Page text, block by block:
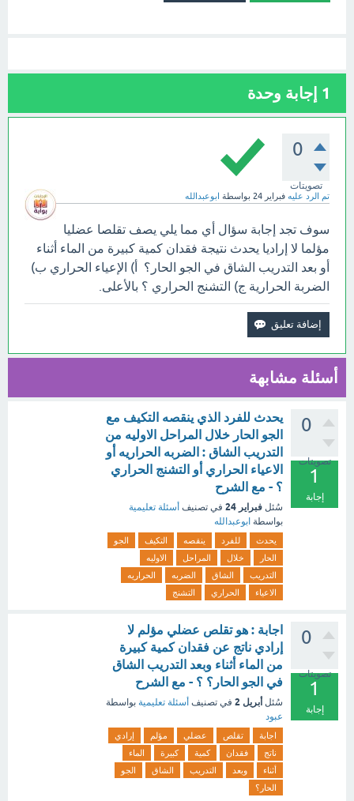
1 إجابة وحدة
0
تصويتات
تم الرد عليه فبراير 24 بواسطة ابوعبدالله
سوف تجد إجابة سؤال أي مما يلي يصف تقلصا عضليا
مؤلما لا إراديا يحدث نتيجة فقدان كمية كبيرة من الماء أثناء
أو بعد التدريب الشاق في الجو الحار؟ أ) الإعياء الحراري ب)
الضربة الحرارية ج) التشنج الحراري ؟ بالأعلى.
أسئلة مشابهة
0
تصويتات
1
إجابة
يحدث للفرد الذي ينقصه التكيف مع
الجو الحار خلال المراحل الاوليه من
التدريب الشاق : الضربه الحراريه أو
الاعياء الحراري أو التشنج الحراري
؟ - مع الشرح
سُئل فبراير 24 في تصنيف أسئلة تعليمية
بواسطة ابوعبدالله
يحدث للفرد ينقصه التكيف
الجو
الحار
خلال المراحل
الاوليه
التدريب
الشاق الضربه
الحراريه
الاعياء
الحراري التشنج
0
تصويتات
1
إجابة
اجابة : هو تقلص عضلي مؤلم لا
إرادي ناتج عن فقدان كمية كبيرة
من الماء أثناء وبعد التدريب الشاق
في الجو الحار؟ ؟ - مع الشرح
سُئل أبريل 2 في تصنيف أسئلة تعليمية بواسطة
عبود
اجابة تقلص عضلي مؤلم
إرادي
ناتج
فقدان كمية كبيرة
الماء
أثناء
وبعد التدريب الشاق
الجو
الحار؟